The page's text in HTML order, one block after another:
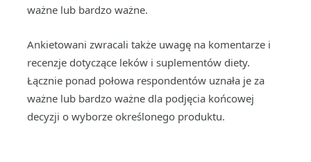
ważne lub bardzo ważne.
Ankietowani zwracali także uwagę na komentarze i
recenzje dotyczące leków i suplementów diety.
Łącznie ponad połowa respondentów uznała je za
ważne lub bardzo ważne dla podjęcia końcowej
decyzji o wyborze określonego produktu.